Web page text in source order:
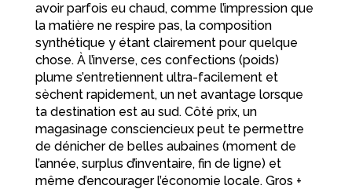
avoir parfois eu chaud, comme l’impression que
la matière ne respire pas, la composition
synthétique y étant clairement pour quelque
chose. À l’inverse, ces confections (poids)
plume s’entretiennent ultra-facilement et
sèchent rapidement, un net avantage lorsque
ta destination est au sud. Côté prix, un
magasinage consciencieux peut te permettre
de dénicher de belles aubaines (moment de
l’année, surplus d’inventaire, fin de ligne) et
même d’encourager l’économie locale. Gros +